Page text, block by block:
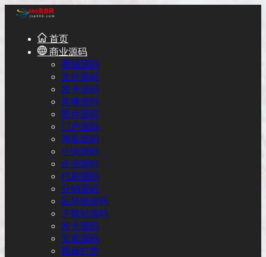
首页
商业源码
商城源码
支付源码
发卡源码
直播源码
图片源码
门户源码
淘客源码
小说源码
企业源码
代刷源码
分销源码
区块链源码
下载站源码
发卡源码
安卓源码
视频打赏